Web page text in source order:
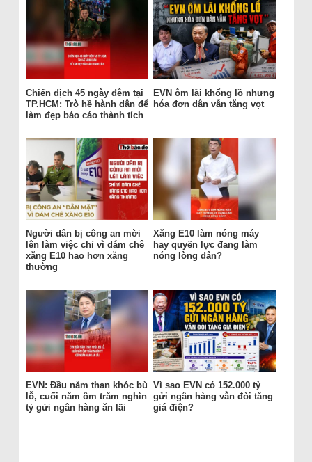
Chiến dịch 45 ngày đêm tại
TP.HCM: Trò hề hành dân để
làm đẹp báo cáo thành tích
EVN ôm lãi khổng lồ nhưng
hóa đơn dân vẫn tăng vọt
Người dân bị công an mời
lên làm việc chỉ vì dám chê
xăng E10 hao hơn xăng
thường
Xăng E10 làm nóng máy
hay quyền lực đang làm
nóng lòng dân?
EVN: Đầu năm than khóc bù
lỗ, cuối năm ôm trăm nghìn
tỷ gửi ngân hàng ăn lãi
Vì sao EVN có 152.000 tỷ
gửi ngân hàng vẫn đòi tăng
giá điện?